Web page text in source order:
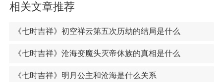
相关文章推荐
《七时吉祥》初空祥云第五次历劫的结局是什么
《七时吉祥》沧海变魔头灭帝休族的真相是什么
《七时吉祥》明月公主和沧海是什么关系